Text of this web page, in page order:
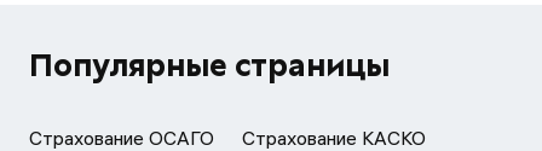
Популярные страницы
Страхование ОСАГО Страхование КАСКО